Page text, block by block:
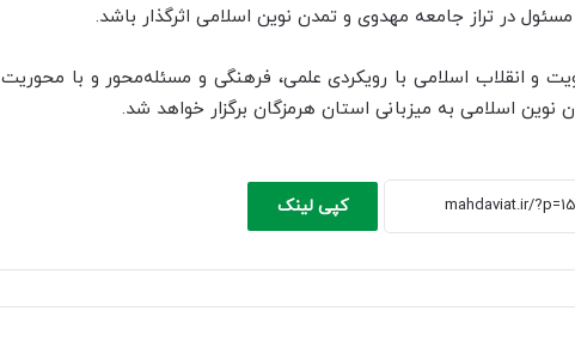
در تراز جامعه مهدوی و تمدن نوین اسلامی اثرگذار باشد.
و انقلاب اسلامی با رویکردی علمی، فرهنگی و مسئله‌محور و با محوریت
نوین اسلامی به میزبانی استان هرمزگان برگزار خواهد شد.
کپی لینک